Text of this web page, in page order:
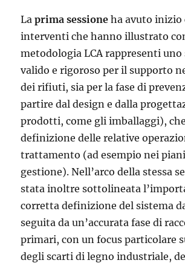
Laprima sessioneha avuto inizio
interventi che hanno illustrato
metodologia LCA rappresenti
valido e rigoroso per il supporto
dei rifiuti, sia per la fase di
partire dal design e dalla
prodotti, come gli imballaggi),
definizione delle relative
trattamento (ad esempio nei
gestione). Nell’arco della stessa
stata inoltre sottolineata
corretta definizione del sistema
seguita da un’accurata fase di
primari, con un focus particolare
degli scarti di legno industriale,